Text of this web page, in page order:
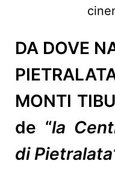
DA DOVE
MONTI
de “la
di